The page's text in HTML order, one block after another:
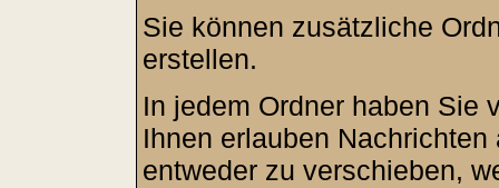
Sie können zusätzliche
erstellen.
In jedem Ordner haben Sie
Ihnen erlauben
entweder zu verschieben,